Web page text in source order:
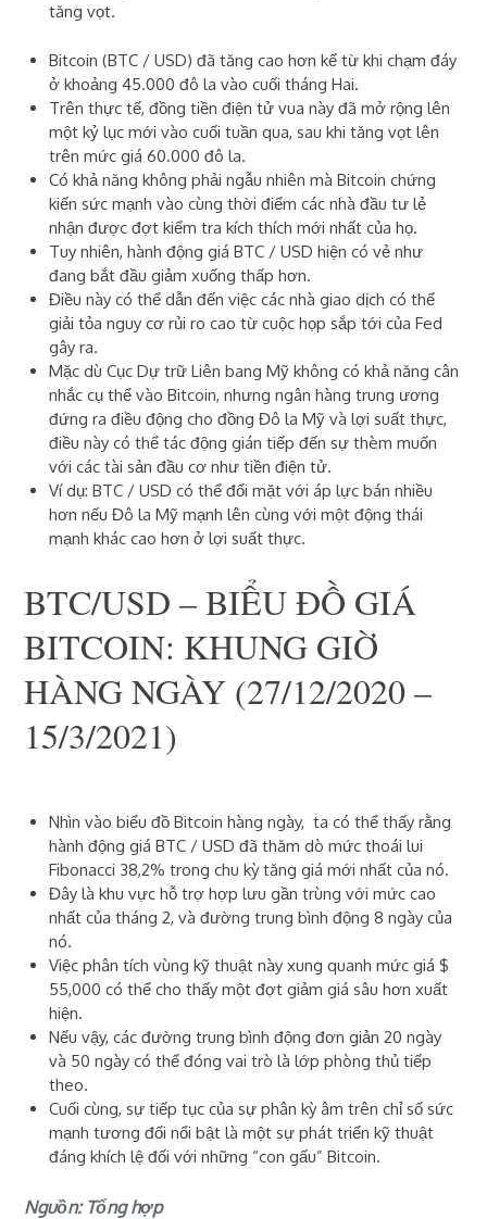
tăng vọt.
Bitcoin (BTC / USD) đã tăng cao hơn kể từ khi chạm đáy
ở khoảng 45.000 đô la vào cuối tháng Hai.
Trên thực tế, đồng tiền điện tử vua này đã mở rộng lên
một kỷ lục mới vào cuối tuần qua, sau khi tăng vọt lên
trên mức giá 60.000 đô la.
Có khả năng không phải ngẫu nhiên mà Bitcoin chứng
kiến ​​sức mạnh vào cùng thời điểm các nhà đầu tư lẻ
nhận được đợt kiểm tra kích thích mới nhất của họ.
Tuy nhiên, hành động giá BTC / USD hiện có vẻ như
đang bắt đầu giảm xuống thấp hơn.
Điều này có thể dẫn đến việc các nhà giao dịch có thể
giải tỏa nguy cơ rủi ro cao từ cuộc họp sắp tới của Fed
gây ra.
Mặc dù Cục Dự trữ Liên bang Mỹkhông có khả năng cân
nhắc cụ thể vào Bitcoin, nhưng ngân hàng trung ương
đứng ra điều động cho đồng Đô la Mỹ và lợi suất thực,
điều này có thể tác động gián tiếp đến sự thèm muốn
với các tài sản đầu cơ như tiền điện tử.
Ví dụ: BTC / USD có thể đối mặt với áp lực bán nhiều
hơn nếu Đô la Mỹ mạnh lên cùng với một động thái
mạnh khác cao hơn ở lợi suất thực.
BTC/USD – BIỂU ĐỒ GIÁ
BITCOIN: KHUNG GIỜ
HÀNG NGÀY (27/12/2020 –
15/3/2021)
Nhìn vào biểu đồ Bitcoin hàng ngày, ta có thể thấy rằng
hành động giá BTC / USD đã thăm dò mức thoái lui
Fibonacci 38,2% trong chu kỳ tăng giá mới nhất của nó.
Đây là khu vực hỗ trợ hợp lưu gần trùng với mức cao
nhất của tháng 2, và đường trung bình động 8 ngày của
nó.
Việc phân tích vùng kỹ thuật này xung quanh mức giá $
55,000 có thể cho thấy một đợt giảm giá sâu hơn xuất
hiện.
Nếu vậy, các đường trung bình động đơn giản 20 ngày
và 50 ngày có thể đóng vai trò là lớp phòng thủ tiếp
theo.
Cuối cùng, sự tiếp tục của sự phân kỳ âm trên chỉ số sức
mạnh tương đối nổi bật là một sự phát triển kỹ thuật
đáng khích lệ đối với những “con gấu” Bitcoin.
Nguồn: Tổng hợp